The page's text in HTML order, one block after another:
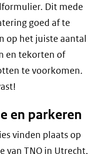
Dit mede
goed af te
op het juiste aantal
en tekorten of
te voorkomen.
en parkeren
vinden plaats op
van TNO in Utrecht,